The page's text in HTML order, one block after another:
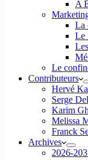
A
La
Le
Le
Contributeurs
Hervé
Serge
Karim
Melissa
Franck
Archives
2026-